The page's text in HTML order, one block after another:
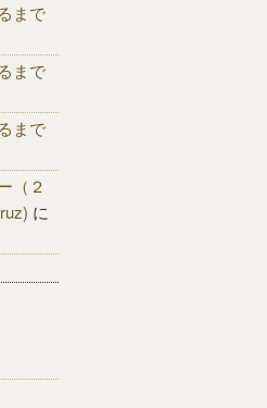
まで
まで
まで
（２
に